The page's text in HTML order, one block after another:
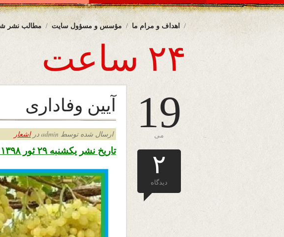
مطالب نشر مؤسس و مسؤول سایت اهداف و مرام ما
۲۴ ساعت
19
می
۲
دیدگاه
آیین وفاداری
ارسال شده توسط admin در اشعار
تاریخ نشر یکشنبه ۲۹ ثور ۱۳۹۸ – ۱۹ می ۲۰۱۹ هالند